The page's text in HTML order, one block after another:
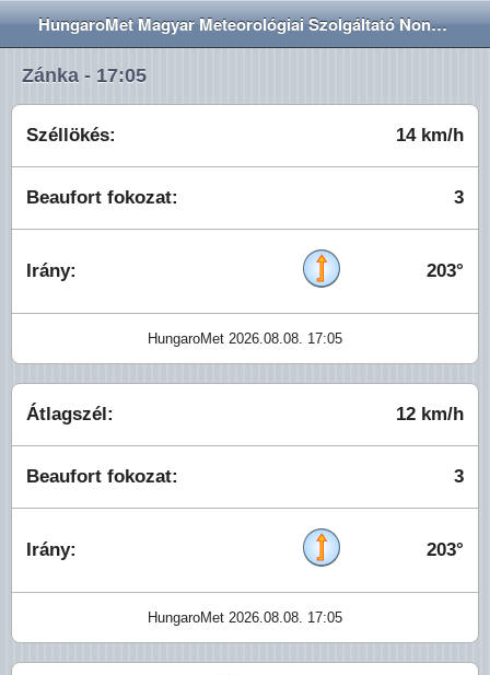
HungaroMet Magyar Meteorológiai Szolgáltató Nonprofit Zrt.
Zánka - 17:05
Széllökés: 14 km/h
Beaufort fokozat: 3
Irány: 203°
HungaroMet 2026.08.08. 17:05
Átlagszél: 12 km/h
Beaufort fokozat: 3
Irány: 203°
HungaroMet 2026.08.08. 17:05